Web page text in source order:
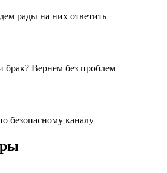
рады на них ответить
брак? Вернем без проблем
безопасному каналу